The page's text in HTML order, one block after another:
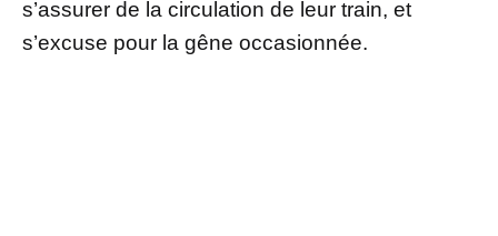
s’assurer de la circulation de leur train, et
s’excuse pour la gêne occasionnée.